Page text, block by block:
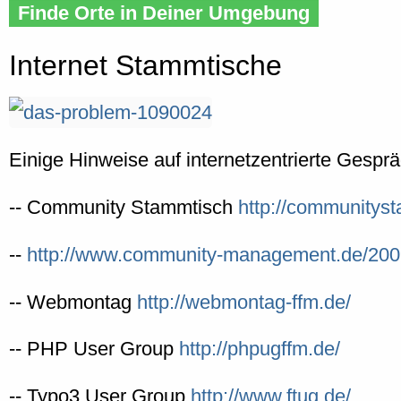
Finde Orte in Deiner Umgebung
Internet Stammtische
Einige Hinweise auf internetzentrierte
-- Community Stammtisch http://
-- http://www.community-management.de/
-- Webmontag http://webmontag-ffm.de/
-- PHP User Group http://phpugffm.de/
-- Typo3 User Group http://www.ftug.de/